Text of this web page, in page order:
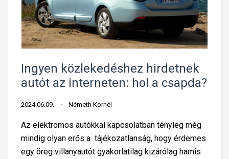
Ingyen közlekedéshez hirdetnek
autót az interneten: hol a csapda?
2024.06.09. Németh Kornél
Az elektromos autókkal kapcsolatban tényleg még
mindig olyan erős a tájékozatlanság, hogy érdemes
egy öreg villanyautót gyakorlatilag kizárólag hamis